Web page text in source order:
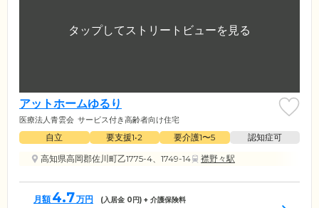
アットホームゆるり
医療法人青雲会 サービス付き高齢者向け住宅
自立 要支援1•2 要介護1〜5
認知症可
高知県高岡郡佐川町乙1775-4、1749-14
襟野々駅
月額 4.7万円 (入居金 0 円) + 介護保険料